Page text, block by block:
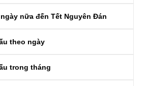
nữa đến Tết Nguyên Đán
theo ngày
trong tháng